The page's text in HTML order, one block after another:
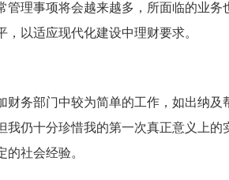
理事项将会越来越多，所面临的业务
以适应现代化建设中理财要求。
务部门中较为简单的工作，如出纳及
仍十分珍惜我的第一次真正意义上的
社会经验。